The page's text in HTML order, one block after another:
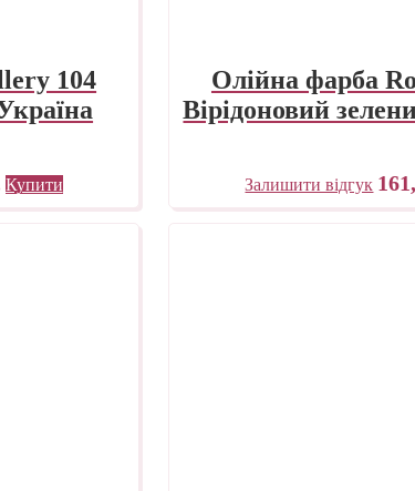
104
Купити
Олійна фарба
Вірідоновий
Залишити відгук